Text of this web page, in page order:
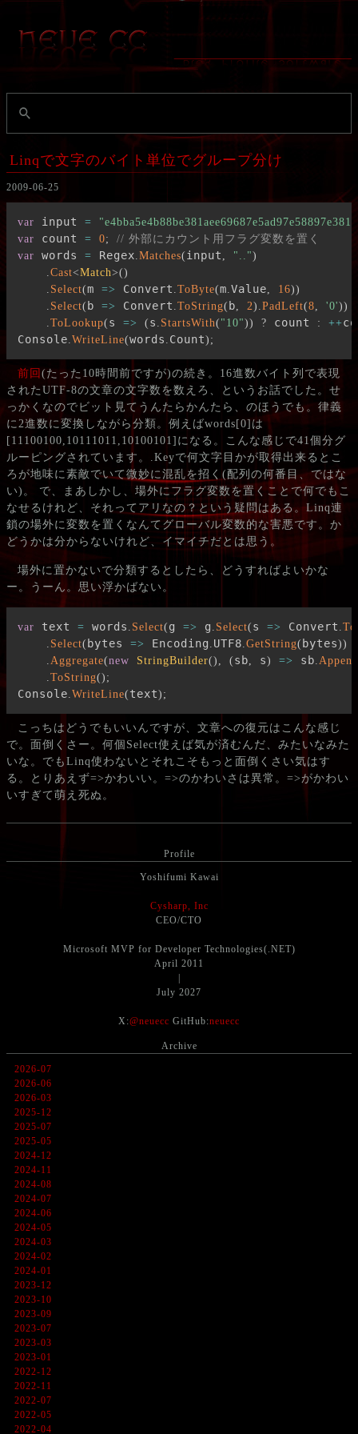
Linqで文字のバイト単位でグループ分け
2009-06-25
var input =
var count = 0;
// 外部にカウント用フラグ変数を置く
var words = Regex.Matches( input , "..")
.Cast<Match>()
. Select(m => Convert .ToByte(m.Value, 16))
. Select( b => Convert .ToString( b, 2) .PadLeft(8, '0'))
.ToLookup( s => ( s . StartsWith( "10")) ? count : ++
Console.WriteLine(words . Count) ;
前回 (たった10時間前ですが)の続き。16進数バイト列で表現
されたUTF-8の文章の文字数を数えろ、というお話でした。せ
っかくなのでビット見てうんたらかんたら、のほうでも。律義
に2進数に変換しながら分類。例えばwords[0]は
[11100100,10111011,10100101]になる。こんな感じで41個分グ
ルーピングされています。.Keyで何文字目かが取得出来るとこ
ろが地味に素敵でいて微妙に混乱を招く(配列の何番目、ではな
い)。 で、まあしかし、場外にフラグ変数を置くことで何でもこ
なせるけれど、それってアリなの？という疑問はある。Linq連
鎖の場外に変数を置くなんてグローバル変数的な害悪です。か
どうかは分からないけれど、イマイチだとは思う。
場外に置かないで分類するとしたら、どうすればよいかな
ー。うーん。思い浮かばない。
var text = words . Select( g => g . Select( s => Convert .
. Select( bytes => Encoding . UTF8.GetString( bytes))
.Aggregate(new StringBuilder() , ( sb, s) => sb.Append
.ToString() ;
Console.WriteLine( text) ;
こっちはどうでもいいんですが、文章への復元はこんな感じ
で。面倒くさー。何個Select使えば気が済むんだ、みたいなみた
いな。でもLinq使わないとそれこそもっと面倒くさい気はす
る。とりあえず=>かわいい。=>のかわいさは異常。=>がかわい
いすぎて萌え死ぬ。
Profile
Yoshifumi Kawai
Cysharp, Inc
CEO/CTO
Microsoft MVP for Developer Technologies(.NET)
April 2011
July 2027
X:@neuecc GitHub:neuecc
Archive
2026-07
2026-06
2026-03
2025-12
2025-07
2025-05
2024-12
2024-11
2024-08
2024-07
2024-06
2024-05
2024-03
2024-02
2024-01
2023-12
2023-10
2023-09
2023-07
2023-03
2023-01
2022-12
2022-11
2022-07
2022-05
2022-04